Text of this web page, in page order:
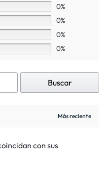
0%
0%
0%
0%
Buscar
con sus